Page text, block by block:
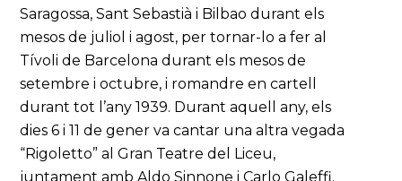
Saragossa, Sant Sebastià i Bilbao durant els
mesos de juliol i agost, per tornar-lo a fer al
Tívoli de Barcelona durant els mesos de
setembre i octubre, i romandre en cartell
durant tot l’any 1939. Durant aquell any, els
dies 6 i 11 de gener va cantar una altra vegada
“Rigoletto” al Gran Teatre del Liceu,
juntament amb Aldo Sinnone i Carlo Galeffi.